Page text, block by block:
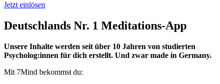
Jetzt einlösen
Deutschlands Nr. 1 Meditations-App
Unsere Inhalte werden seit über 10 Jahren von studierten
Psycholog:innen für dich erstellt. Und zwar made in Germany.
Mit 7Mind bekommst du: